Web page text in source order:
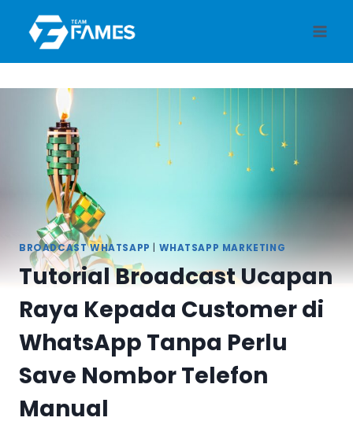
content
BROADCAST WHATSAPP | WHATSAPP MARKETING
Tutorial Broadcast Ucapan
Raya Kepada Customer di
WhatsApp Tanpa Perlu
Save Nombor Telefon
Manual